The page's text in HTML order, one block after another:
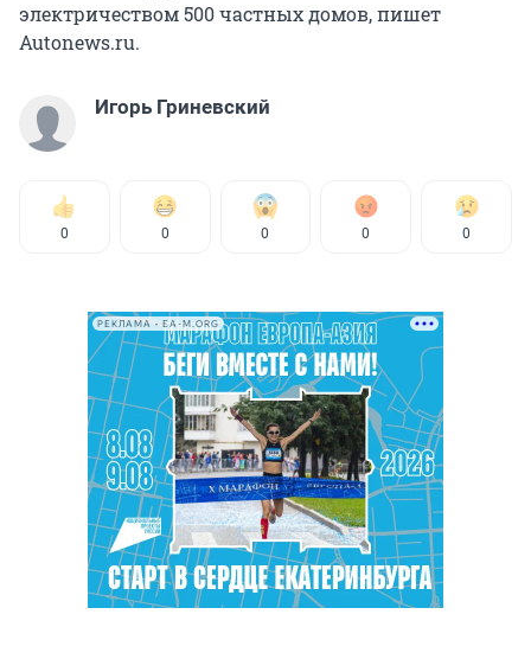
электричеством 500 частных домов, пишет
Autonews.ru.
Игорь Гриневский
0 0 0 0 0
РЕКЛАМА • EA-M.ORG